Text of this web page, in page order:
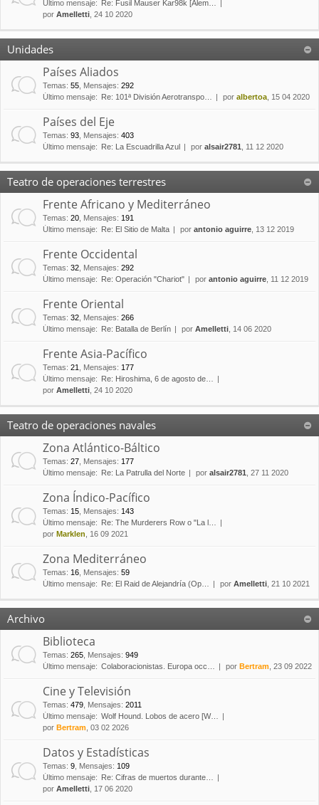
Último mensaje:
Re: Fusil Mauser Kar98k [Alem…
por Amelletti , 24 10 2020
Unidades
Países Aliados
Temas: 55 Mensajes: 292
Último mensaje:
Re: 101ª División Aerotranspo… por albertoa , 15 04 2020
Países del Eje
Temas: 93 Mensajes: 403
Último mensaje:
Re: La Escuadrilla Azul por alsair2781 , 11 12 2020
Teatro de operaciones terrestres
Frente Africano y Mediterráneo
Temas: 20 Mensajes: 191
Último mensaje:
Re: El Sitio de Malta por antonio aguirre , 13 12 2019
Frente Occidental
Temas: 32 Mensajes: 292
Último mensaje:
Re: Operación "Chariot" por antonio aguirre , 11 12 2019
Frente Oriental
Temas: 32 Mensajes: 266
Último mensaje:
Re: Batalla de Berlín por Amelletti , 14 06 2020
Frente Asia-Pacífico
Temas: 21 Mensajes: 177
Último mensaje:
Re: Hiroshima, 6 de agosto de…
por Amelletti , 24 10 2020
Teatro de operaciones navales
Zona Atlántico-Báltico
Temas: 27 Mensajes: 177
Último mensaje:
Re: La Patrulla del Norte por alsair2781 , 27 11 2020
Zona Índico-Pacífico
Temas: 15 Mensajes: 143
Último mensaje:
Re: The Murderers Row o "La l…
por Marklen , 16 09 2021
Zona Mediterráneo
Temas: 16 Mensajes: 59
Último mensaje:
Re: El Raid de Alejandría (Op… por Amelletti , 21 10 2021
Archivo
Biblioteca
Temas: 265 Mensajes: 949
Último mensaje: Colaboracionistas. Europa occ… por Bertram , 23 09 2022
Cine y Televisión
Temas: 479 Mensajes: 2011
Último mensaje: Wolf Hound. Lobos de acero [W…
por Bertram , 03 02 2026
Datos y Estadísticas
Temas: 9 Mensajes: 109
Último mensaje:
Re: Cifras de muertos durante…
por Amelletti , 17 06 2020